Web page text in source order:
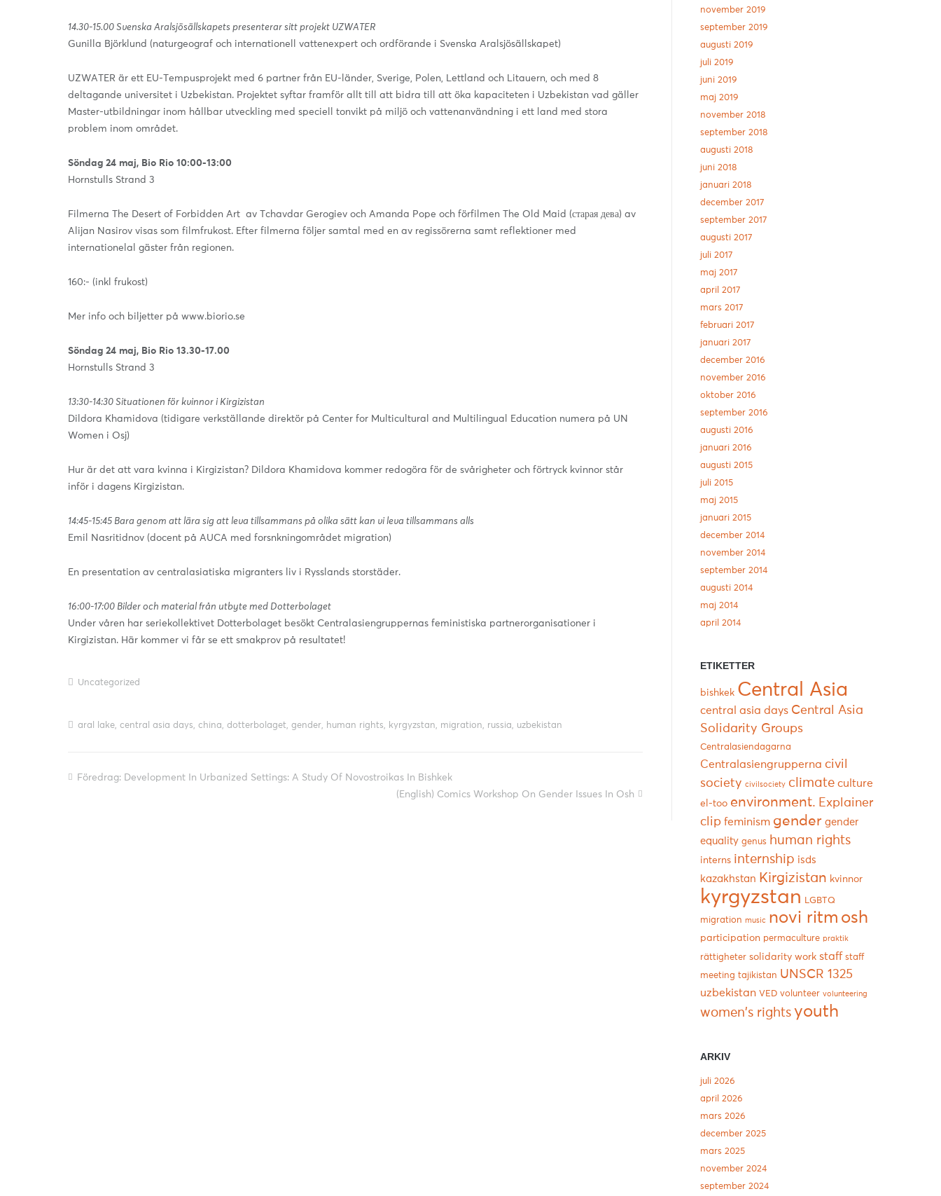
14.30-15.00 Svenska Aralsjösällskapets presenterar sitt projekt UZWATER
Gunilla Björklund (naturgeograf och internationell vattenexpert och ordförande i Svenska Aralsjösällskapet)
UZWATER är ett EU-Tempusprojekt med 6 partner från EU-länder, Sverige, Polen, Lettland och Litauern, och med 8
deltagande universitet i Uzbekistan. Projektet syftar framför allt till att bidra till att öka kapaciteten i Uzbekistan vad gäller
Master-utbildningar inom hållbar utveckling med speciell tonvikt på miljö och vattenanvändning i ett land med stora
problem inom området.
Söndag 24 maj, Bio Rio 10:00-13:00
Hornstulls Strand 3
Filmerna The Desert of Forbidden Art av Tchavdar Gerogiev och Amanda Pope och förfilmen The Old Maid (старая дева) av
Alijan Nasirov visas som filmfrukost. Efter filmerna följer samtal med en av regissörerna samt reflektioner med
internationelal gäster från regionen.
160:- (inkl frukost)
Mer info och biljetter på www.biorio.se
Söndag 24 maj, Bio Rio 13.30-17.00
Hornstulls Strand 3
13:30-14:30 Situationen för kvinnor i Kirgizistan
Dildora Khamidova (tidigare verkställande direktör på Center for Multicultural and Multilingual Education numera på UN
Women i Osj)
Hur är det att vara kvinna i Kirgizistan? Dildora Khamidova kommer redogöra för de svårigheter och förtryck kvinnor står
inför i dagens Kirgizistan.
14:45-15:45 Bara genom att lära sig att leva tillsammans på olika sätt kan vi leva tillsammans alls
Emil Nasritidnov (docent på AUCA med forsnkningområdet migration)
En presentation av centralasiatiska migranters liv i Rysslands storstäder.
16:00-17:00 Bilder och material från utbyte med Dotterbolaget
Under våren har seriekollektivet Dotterbolaget besökt Centralasiengruppernas feministiska partnerorganisationer i
Kirgizistan. Här kommer vi får se ett smakprov på resultatet!
Uncategorized
aral lake, central asia days, china, dotterbolaget, gender, human rights, kyrgyzstan, migration, russia, uzbekistan
Inläggsnavigering
Föredrag: Development In Urbanized Settings: A Study Of Novostroikas In Bishkek
(English) Comics Workshop On Gender Issues In Osh
november 2019
september 2019
augusti 2019
juli 2019
juni 2019
maj 2019
november 2018
september 2018
augusti 2018
juni 2018
januari 2018
december 2017
september 2017
augusti 2017
juli 2017
maj 2017
april 2017
mars 2017
februari 2017
januari 2017
december 2016
november 2016
oktober 2016
september 2016
augusti 2016
januari 2016
augusti 2015
juli 2015
maj 2015
januari 2015
december 2014
november 2014
september 2014
augusti 2014
maj 2014
april 2014
ETIKETTER
bishkek Central Asia
central asia days Central Asia
Solidarity Groups
Centralasiendagarna
Centralasiengrupperna civil
society civilsociety climate culture
el-too environment. Explainer
clip feminism gender gender
equality genus human rights
interns internship isds
kazakhstan Kirgizistan kvinnor
kyrgyzstan LGBTQ
migration music novi ritm osh
participation permaculture praktik
rättigheter solidarity work staff staff
meeting tajikistan UNSCR 1325
uzbekistan VED volunteer volunteering
women's rights youth
ARKIV
juli 2026
april 2026
mars 2026
december 2025
mars 2025
november 2024
september 2024